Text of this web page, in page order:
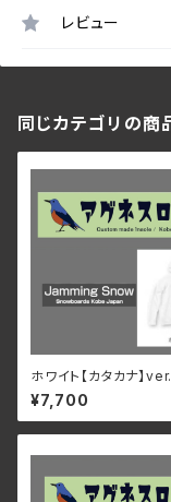
レビュー
同じカテゴリの商
ホワイト【カタカナ】
裏起毛 サイズが豊富 ア
ローズ & Jamming
リジナルパーカー
¥7,700